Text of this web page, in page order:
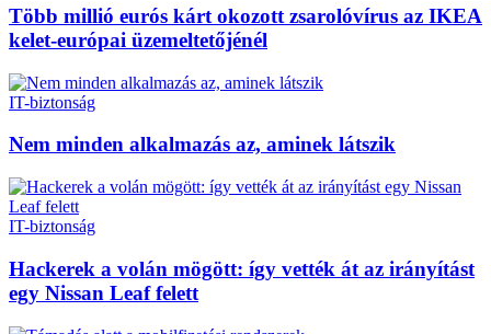
Több millió eurós kárt okozott zsarolóvírus az IKEA
kelet-európai üzemeltetőjénél
IT-biztonság
Nem minden alkalmazás az, aminek látszik
IT-biztonság
Hackerek a volán mögött: így vették át az irányítást
egy Nissan Leaf felett